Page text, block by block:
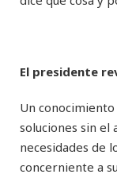
El presidente
Un conocimiento
soluciones sin el
necesidades de
concerniente a